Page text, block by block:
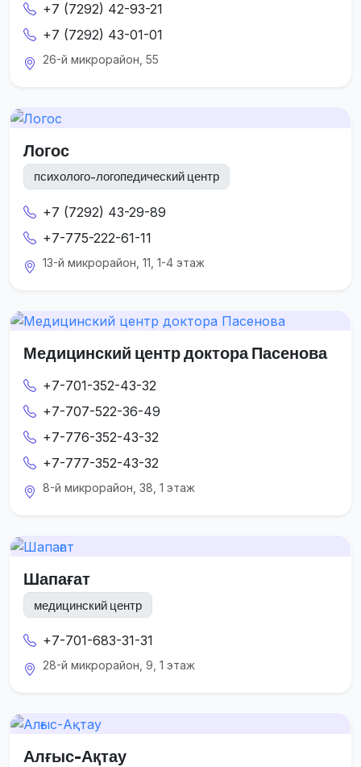
+7 (7292) 42-93-21
+7 (7292) 43-01-01
26-й микрорайон, 55
Логос
психолого-логопедический центр
+7 (7292) 43-29-89
+7-775-222-61-11
13-й микрорайон, 11, 1-4 этаж
Медицинский центр доктора Пасенова
+7-701-352-43-32
+7-707-522-36-49
+7-776-352-43-32
+7-777-352-43-32
8-й микрорайон, 38, 1 этаж
Шапағат
медицинский центр
+7-701-683-31-31
28-й микрорайон, 9, 1 этаж
Алғыс-Ақтау